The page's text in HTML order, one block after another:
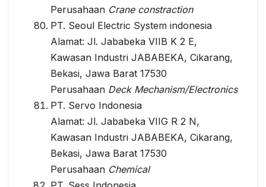
Perusahaan Crane constraction
PT. Seoul Electric System indonesia
Alamat: Jl. Jababeka VIIB K 2 E,
Kawasan Industri JABABEKA, Cikarang,
Bekasi, Jawa Barat 17530
Perusahaan Deck Mechanism/Electronics
PT. Servo Indonesia
Alamat: Jl. Jababeka VIIG R 2 N,
Kawasan Industri JABABEKA, Cikarang,
Bekasi, Jawa Barat 17530
Perusahaan Chemical